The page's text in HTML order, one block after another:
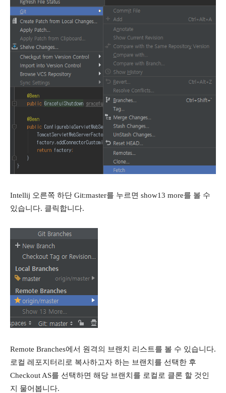
Intellij 오른쪽 하단 Git:master를 누르면 show13 more를 볼 수
있습니다. 클릭합니다.
Remote Branches에서 원격의 브랜치 리스트를 볼 수 있습니다.
로컬 레포지터리로 복사하고자 하는 브랜치를 선택한 후
Checkout AS를 선택하면 해당 브랜치를 로컬로 클론 할 것인
지 물어봅니다.